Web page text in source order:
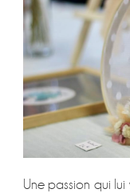
Une passion qui